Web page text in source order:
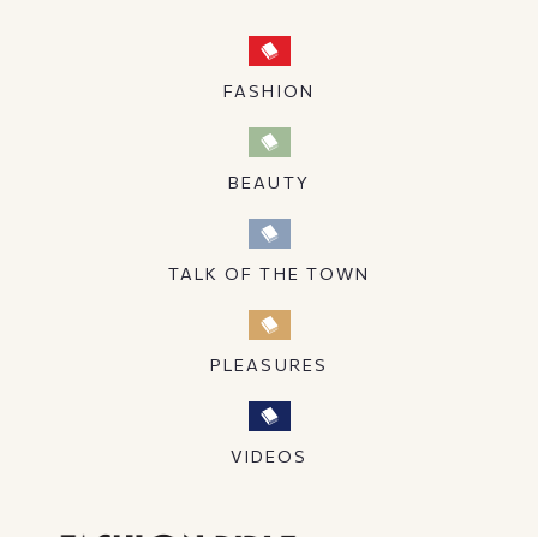
FASHION
BEAUTY
TALK OF THE TOWN
PLEASURES
VIDEOS